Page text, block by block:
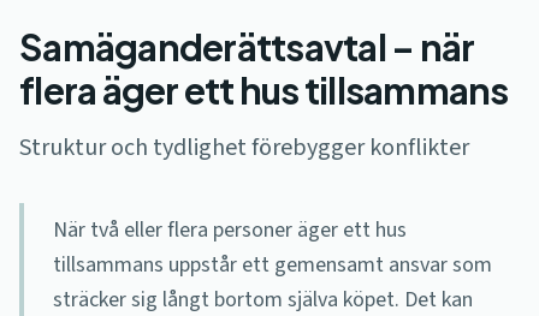
Samäganderättsavtal – när
flera äger ett hus tillsammans
Struktur och tydlighet förebygger konflikter
När två eller flera personer äger ett hus
tillsammans uppstår ett gemensamt ansvar som
sträcker sig långt bortom själva köpet. Det kan